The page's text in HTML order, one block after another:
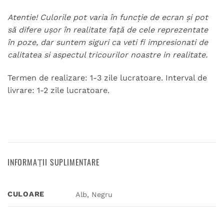
Atentie! Culorile pot varia în funcție de ecran și pot
să difere ușor în realitate față de cele reprezentate
în poze, dar suntem siguri ca veti fi impresionati de
calitatea si aspectul tricourilor noastre in realitate.
Termen de realizare: 1-3 zile lucratoare. Interval de
livrare: 1-2 zile lucratoare.
INFORMAȚII SUPLIMENTARE
CULOARE Alb, Negru